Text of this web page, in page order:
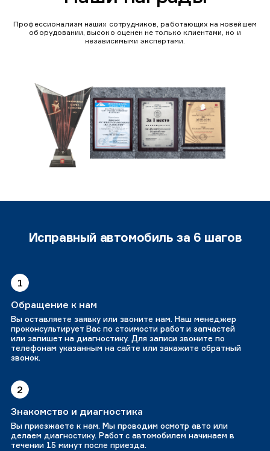
Профессионализм наших сотрудников, работающих на новейшем
оборудовании, высоко оценен не только клиентами, но и
независимыми экспертами.
Исправный автомобиль за 6 шагов
1
Обращение к нам
Вы оставляете заявку или звоните нам. Наш менеджер
проконсультирует Вас по стоимости работ и запчастей
или запишет на диагностику. Для записи звоните по
телефонам указанным на сайте или закажите обратный
звонок.
2
Знакомство и диагностика
Вы приезжаете к нам. Мы проводим осмотр авто или
делаем диагностику. Работ с автомобилем начинаем в
течении 15 минут после приезда.